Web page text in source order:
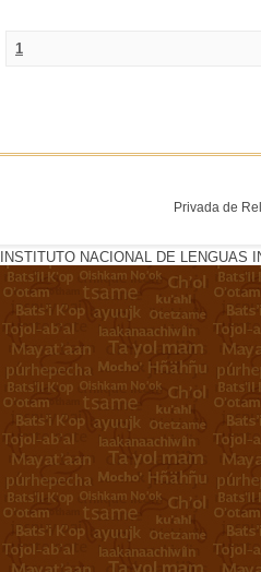
1
Privada de
INSTITUTO NACIONAL DE LENGUAS